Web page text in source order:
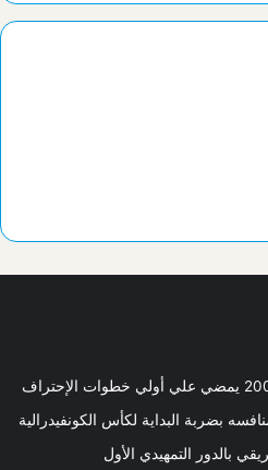
بضربة البداية لكأس الكونفيدرالية
بالدور التمهيدي الأول